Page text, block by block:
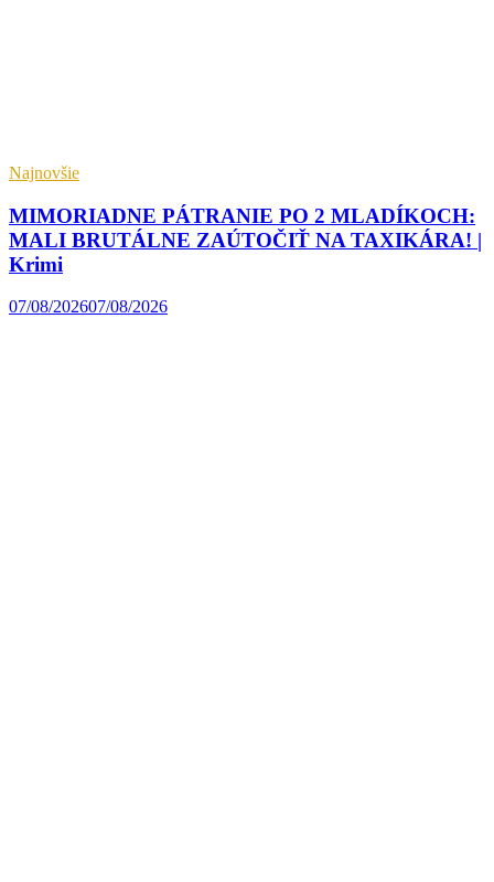
Najnovšie
MIMORIADNE PÁTRANIE PO 2 MLADÍKOCH:
MALI BRUTÁLNE ZAÚTOČIŤ NA TAXIKÁRA! |
Krimi
07/08/202607/08/2026